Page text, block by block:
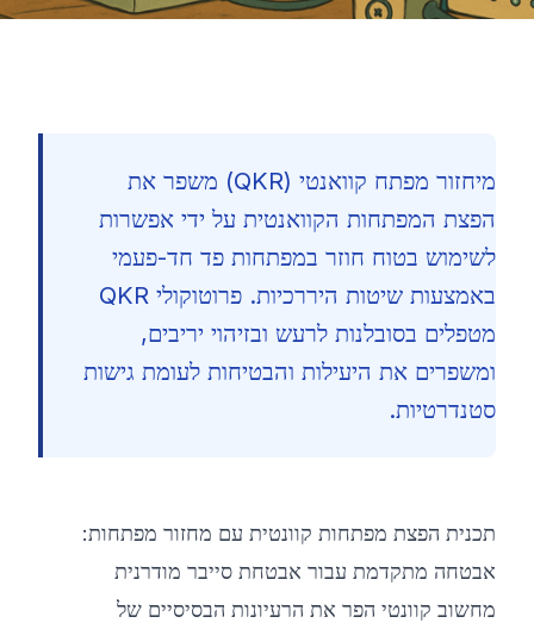
©
2026 מחנה אימון סייבר 8200
מיחזור מפתח קוואנטי (QKR) משפר את
הפצת המפתחות הקוואנטית על ידי אפשרות
לשימוש בטוח חוזר במפתחות פד חד-פעמי
באמצעות שיטות היררכיות. פרוטוקולי QKR
מטפלים בסובלנות לרעש ובזיהוי יריבים,
ומשפרים את היעילות והבטיחות לעומת גישות
סטנדרטיות.
תכנית הפצת מפתחות קוונטית עם מחזור מפתחות:
אבטחה מתקדמת עבור אבטחת סייבר מודרנית
מחשוב קוונטי הפר את הרעיונות הבסיסיים של